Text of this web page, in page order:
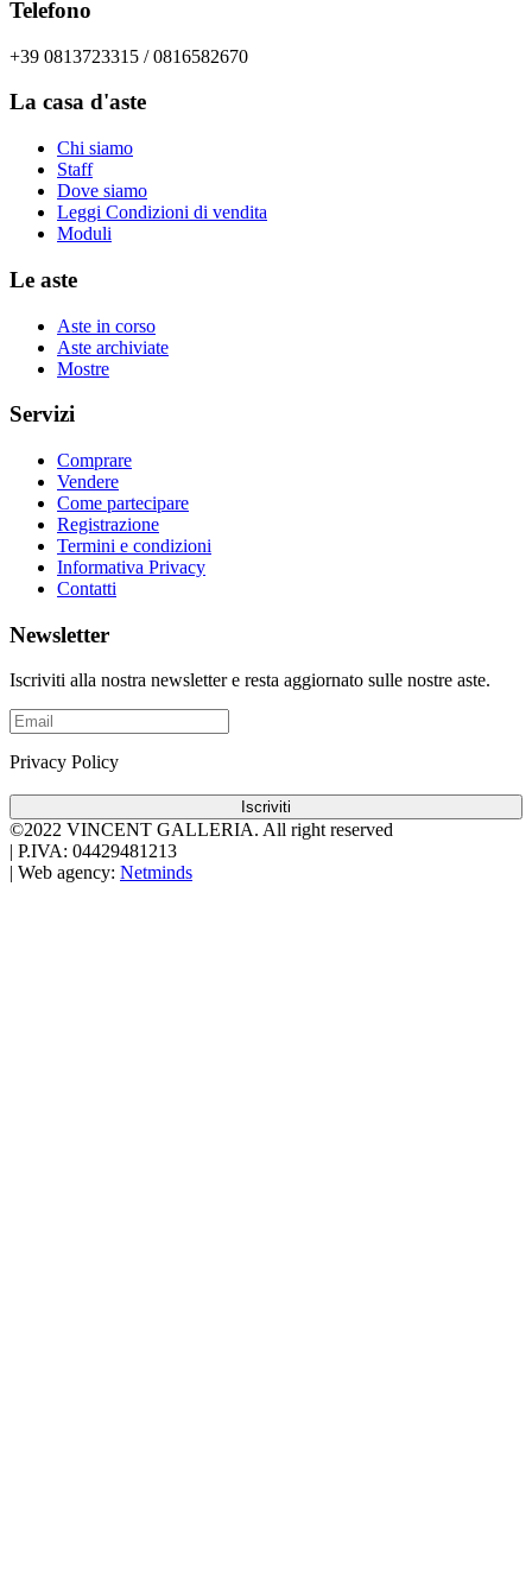
Telefono
+39 0813723315 / 0816582670
La casa d'aste
Chi siamo
Staff
Dove siamo
Leggi Condizioni di vendita
Moduli
Le aste
Aste in corso
Aste archiviate
Mostre
Servizi
Comprare
Vendere
Come partecipare
Registrazione
Termini e condizioni
Informativa Privacy
Contatti
Newsletter
Iscriviti alla nostra newsletter e resta aggiornato sulle nostre aste.
Privacy Policy
Iscriviti
©2022 VINCENT GALLERIA. All right reserved
P.IVA: 04429481213
Web agency: Netminds